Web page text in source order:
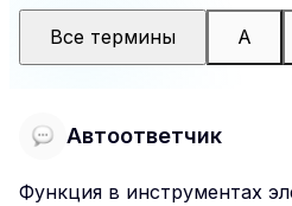
Все термины А
Автоответчик
Функция в инструментах